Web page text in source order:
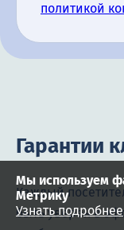
политикой
Гарантии
Каждый
быть уверен в
Мы используем
Метрику
Узнать подробнее